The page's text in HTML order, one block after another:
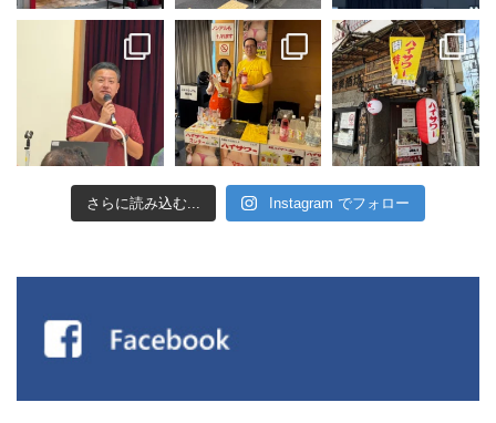
さらに読み込む... Instagram でフォロー